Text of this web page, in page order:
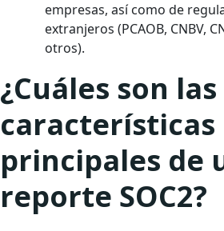
empresas, así como de
extranjeros (PCAOB, CNBV,
otros).
¿Cuáles son las
características
principales de
reporte SOC2?